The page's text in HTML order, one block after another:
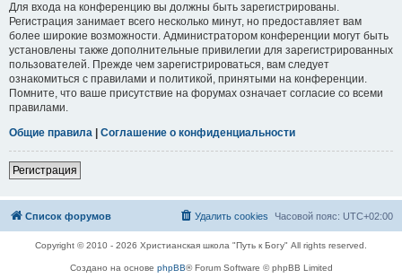
Для входа на конференцию вы должны быть зарегистрированы.
Регистрация занимает всего несколько минут, но предоставляет вам
более широкие возможности. Администратором конференции могут быть
установлены также дополнительные привилегии для зарегистрированных
пользователей. Прежде чем зарегистрироваться, вам следует
ознакомиться с правилами и политикой, принятыми на конференции.
Помните, что ваше присутствие на форумах означает согласие со всеми
правилами.
Общие правила
Соглашение о конфиденциальности
Регистрация
Список форумов Часовой пояс: UTC+02:00
Удалить cookies
Copyright © 2010 - 2026 Христианская школа "Путь к Богу" All rights reserved.
Создано на основе phpBB® Forum Software © phpBB Limited